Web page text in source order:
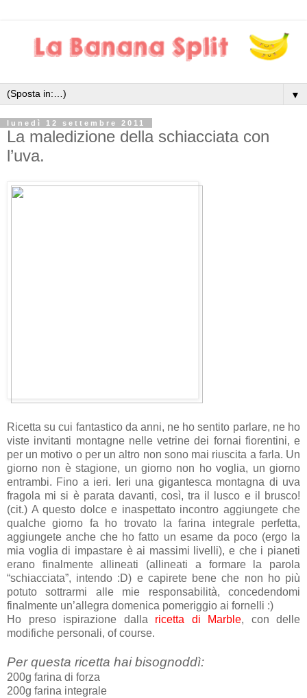
▼
lunedì 12 settembre 2011
La maledizione della schiacciata con
l’uva.
Ricetta su cui fantastico da anni, ne ho sentito parlare, ne ho
viste invitanti montagne nelle vetrine dei fornai fiorentini, e
per un motivo o per un altro non sono mai riuscita a farla. Un
giorno non è stagione, un giorno non ho voglia, un giorno
entrambi. Fino a ieri. Ieri una gigantesca montagna di uva
fragola mi si è parata davanti, così, tra il lusco e il brusco!
(cit.) A questo dolce e inaspettato incontro aggiungete che
qualche giorno fa ho trovato la farina integrale perfetta,
aggiungete anche che ho fatto un esame da poco (ergo la
mia voglia di impastare è ai massimi livelli), e che i pianeti
erano finalmente allineati (allineati a formare la parola
“schiacciata”, intendo :D) e capirete bene che non ho più
potuto sottrarmi alle mie responsabilità, concedendomi
finalmente un’allegra domenica pomeriggio ai fornelli :)
Ho preso ispirazione dalla ricetta di Marble, con delle
modifiche personali, of course.
Per questa ricetta hai bisognoddì:
200g farina di forza
200g farina integrale